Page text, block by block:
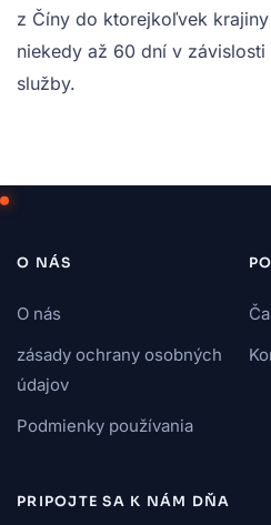
z Číny do ktorejkoľvek
niekedy až 60 dní v
služby.
O NÁS
O nás
zásady ochrany osobných
údajov
Podmienky používania
PRIPOJTE SA K NÁM DŇA